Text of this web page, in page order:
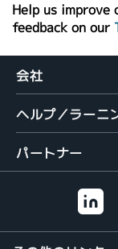
Help us
feedback on our
会社
ヘルプ／ラーニ
パートナー